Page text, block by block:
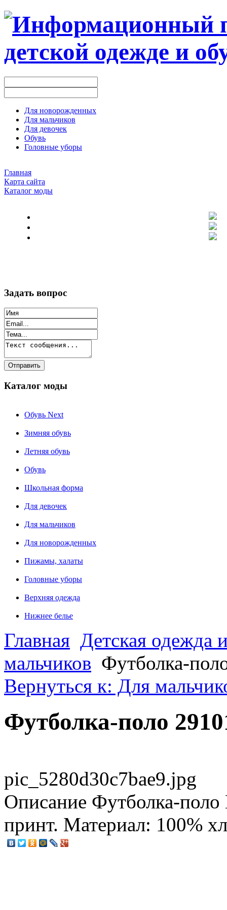
Для новорожденных
Для мальчиков
Для девочек
Обувь
Головные уборы
Главная
Карта сайта
Каталог моды
Задать вопрос
Каталог моды
Обувь Next
Зимняя обувь
Летняя обувь
Обувь
Школьная форма
Для девочек
Для мальчиков
Для новорожденных
Пижамы, халаты
Головные уборы
Верхняя одежда
Нижнее белье
Главная Детская одежда
мальчиков Футболка-
Вернуться к: Для
Футболка-поло
pic_5280d30c7bae9.jpg
Описание Футболка-
принт. Материал: 100%